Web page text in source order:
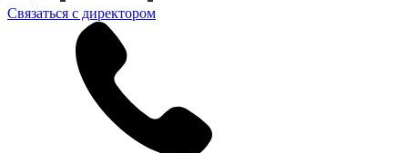
Связаться с директором